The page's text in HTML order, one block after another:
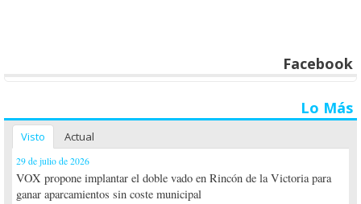
Facebook
Lo Más
Visto Actual
29 de julio de 2026
VOX propone implantar el doble vado en Rincón de la Victoria para
ganar aparcamientos sin coste municipal